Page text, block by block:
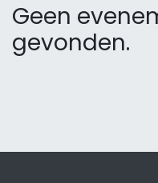
Geen
gevonden.